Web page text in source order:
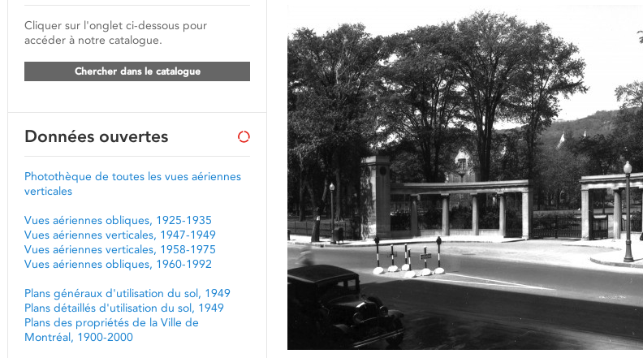
Cliquer sur l'onglet ci-dessous pour
accéder à notre catalogue.
Chercher dans le catalogue
Données ouvertes
Photothèque de toutes les vues aériennes
verticales
Vues aériennes obliques, 1925-1935
Vues aériennes verticales, 1947-1949
Vues aériennes verticales, 1958-1975
Vues aériennes obliques, 1960-1992
Plans généraux d'utilisation du sol, 1949
Plans détaillés d'utilisation du sol, 1949
Plans des propriétés de la Ville de
Montréal, 1900-2000